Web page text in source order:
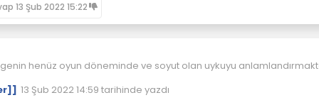
13 Şub 2022 15:22
henüz oyun döneminde ve soyut olan uykuyu
genelde yapacak daha çok şey varken (oyun,eglence vs) neden
13 Şub 2022 14:59 tarihinde yazdı
Son düzenleyen: